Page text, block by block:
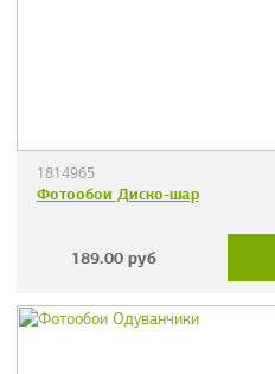
1814965
Фотообои Диско-шар
189.00 руб